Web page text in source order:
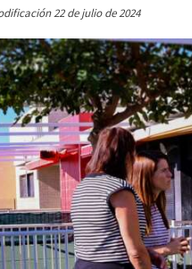
22 de julio de 2024